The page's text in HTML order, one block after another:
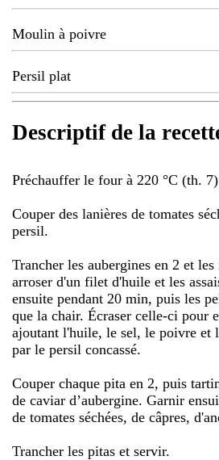
Moulin à poivre
Persil plat
Descriptif de la
Préchauffer le four à 220 °C (th.
Couper des lanières de tomates
persil.
Trancher les aubergines en 2 et
arroser d'un filet d'huile et les
ensuite pendant 20 min, puis les
que la chair. Écraser celle-ci pour
ajoutant l'huile, le sel, le poivre et
par le persil concassé.
Couper chaque pita en 2, puis
de caviar d’aubergine. Garnir
de tomates séchées, de câpres,
Trancher les pitas et servir.